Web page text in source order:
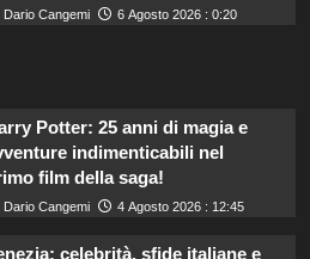
Dario Cangemi 6 Agosto 2026 : 0:20
Potter: 25 anni di magia e
indimenticabili nel
film della saga!
Dario Cangemi 4 Agosto 2026 : 12:45
celebrità, sfide italiane e